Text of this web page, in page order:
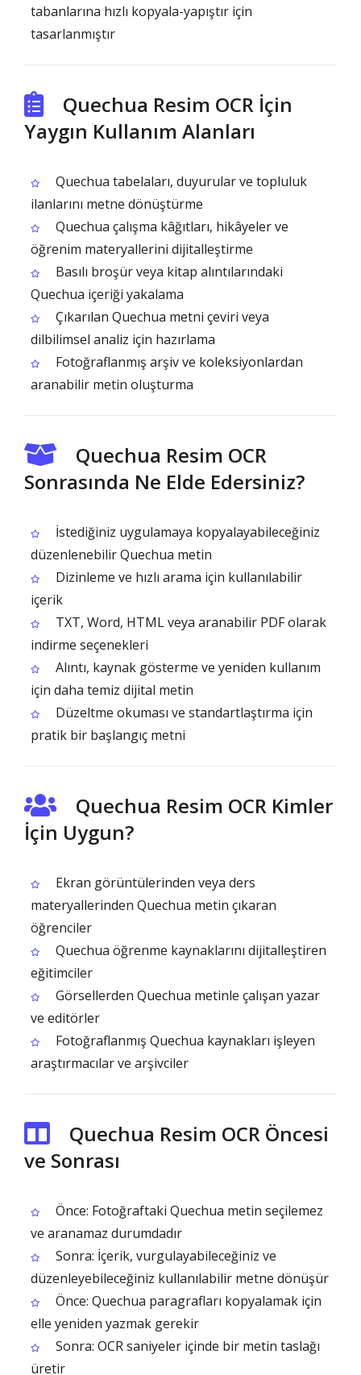
tabanlarına hızlı kopyala-yapıştır için
tasarlanmıştır
Quechua Resim OCR İçin
Yaygın Kullanım Alanları
Quechua tabelaları, duyurular ve topluluk
ilanlarını metne dönüştürme
Quechua çalışma kâğıtları, hikâyeler ve
öğrenim materyallerini dijitalleştirme
Basılı broşür veya kitap alıntılarındaki
Quechua içeriği yakalama
Çıkarılan Quechua metni çeviri veya
dilbilimsel analiz için hazırlama
Fotoğraflanmış arşiv ve koleksiyonlardan
aranabilir metin oluşturma
Quechua Resim OCR
Sonrasında Ne Elde Edersiniz?
İstediğiniz uygulamaya kopyalayabileceğiniz
düzenlenebilir Quechua metin
Dizinleme ve hızlı arama için kullanılabilir
içerik
TXT, Word, HTML veya aranabilir PDF olarak
indirme seçenekleri
Alıntı, kaynak gösterme ve yeniden kullanım
için daha temiz dijital metin
Düzeltme okuması ve standartlaştırma için
pratik bir başlangıç metni
Quechua Resim OCR Kimler
İçin Uygun?
Ekran görüntülerinden veya ders
materyallerinden Quechua metin çıkaran
öğrenciler
Quechua öğrenme kaynaklarını dijitalleştiren
eğitimciler
Görsellerden Quechua metinle çalışan yazar
ve editörler
Fotoğraflanmış Quechua kaynakları işleyen
araştırmacılar ve arşivciler
Quechua Resim OCR Öncesi
ve Sonrası
Önce: Fotoğraftaki Quechua metin seçilemez
ve aranamaz durumdadır
Sonra: İçerik, vurgulayabileceğiniz ve
düzenleyebileceğiniz kullanılabilir metne dönüşür
Önce: Quechua paragrafları kopyalamak için
elle yeniden yazmak gerekir
Sonra: OCR saniyeler içinde bir metin taslağı
üretir